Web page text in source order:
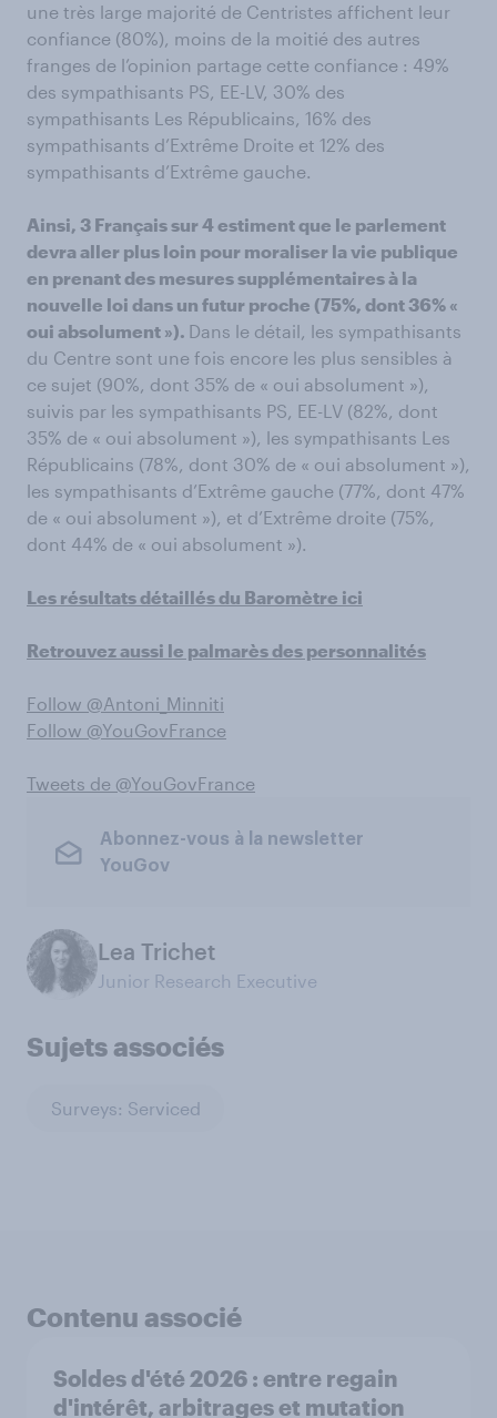
une très large majorité de Centristes affichent leur
confiance (80%), moins de la moitié des autres
franges de l’opinion partage cette confiance : 49%
des sympathisants PS, EE-LV, 30% des
sympathisants Les Républicains, 16% des
sympathisants d’Extrême Droite et 12% des
sympathisants d’Extrême gauche.
Ainsi, 3 Français sur 4 estiment que le parlement
devra aller plus loin pour moraliser la vie publique
en prenant des mesures supplémentaires à la
nouvelle loi dans un futur proche (75%, dont 36% «
oui absolument »). Dans le détail, les sympathisants
du Centre sont une fois encore les plus sensibles à
ce sujet (90%, dont 35% de « oui absolument »),
suivis par les sympathisants PS, EE-LV (82%, dont
35% de « oui absolument »), les sympathisants Les
Républicains (78%, dont 30% de « oui absolument »),
les sympathisants d’Extrême gauche (77%, dont 47%
de « oui absolument »), et d’Extrême droite (75%,
dont 44% de « oui absolument »).
Les résultats détaillés du Baromètre ici
Retrouvez aussi le palmarès des personnalités
Follow @Antoni_Minniti
Follow @YouGovFrance
Tweets de @YouGovFrance
Abonnez-vous à la newsletter
YouGov
Lea Trichet
Junior Research Executive
Sujets associés
Surveys: Serviced
Contenu associé
Soldes d'été 2026 : entre regain
d'intérêt, arbitrages et mutation